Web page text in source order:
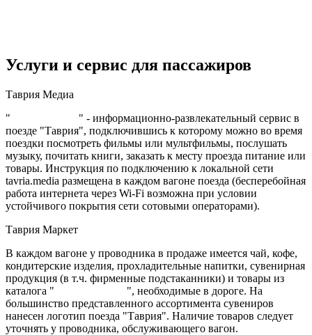
Услуги и сервис для пассажиров
Таврия Медиа
"
" - информационно-развлекательный сервис в
поезде "Таврия", подключившись к которому можно во время
поездки посмотреть фильмы или мультфильмы, послушать
музыку, почитать книги, заказать к месту проезда питание или
товары. Инструкция по подключению к локальной сети
tavria.media размещена в каждом вагоне поезда (бесперебойная
работа интернета через Wi-Fi возможна при условии
устойчивого покрытия сети сотовыми операторами).
Таврия Маркет
В каждом вагоне у проводника в продаже имеется чай, кофе,
кондитерские изделия, прохладительные напитки, сувенирная
продукция (в т.ч. фирменные подстаканники) и товары из
каталога "
", необходимые в дороге. На
большинство представленного ассортимента сувениров
нанесен логотип поезда "Таврия". Наличие товаров следует
уточнять у проводника, обслуживающего вагон.